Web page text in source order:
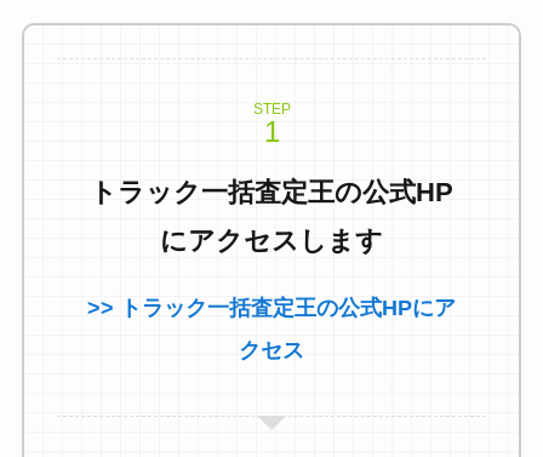
STEP
トラック一括査定王の公式HP
にアクセスします
>> トラック一括査定王の公式HPにア
クセス